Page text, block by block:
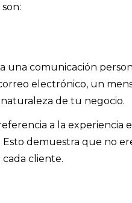
una comunicación
electrónico, un
de tu negocio.
a la experiencia
demuestra que no
cliente.